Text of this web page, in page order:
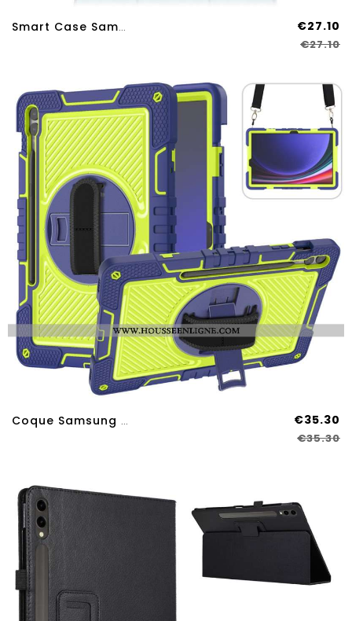
Smart Case Samsung Galaxy Tab S9 Plus / S9 FE Plus Simili Cuif €27.10
€27.10
Coque Samsung Galaxy Tab S9 Plus Multifonctions €35.30
€35.30